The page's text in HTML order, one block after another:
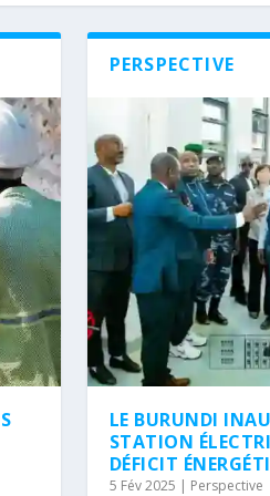
PERSPECTIVE
LE BURUNDI
STATION
DÉFICIT
5 Fév 2025 | Perspective